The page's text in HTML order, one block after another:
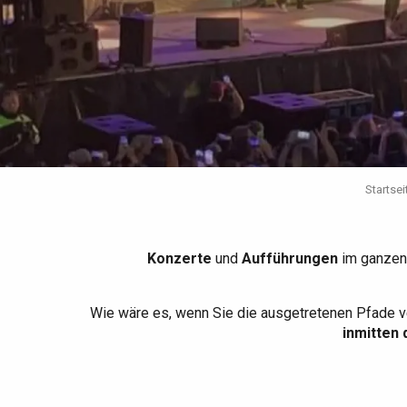
Die gesamte Agenda
Frühling
Wenn es regnet
Unter Freunden
Trendige Orte
Bester Brunch
Restaurants mit
Aufenthalte am Meer
Aufenthalte mit dem
Zug
Fahrradaufenthalte
Konzerte und Aufführungenim
Wie wäre es, wenn Sie die ausgetretenen Pfade
inmitten